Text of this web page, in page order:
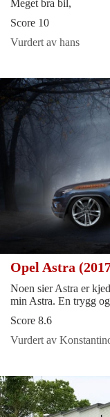
Meget bra bil,
Score 10
Vurdert av hans
Opel Astra
Noen sier Astra er
min Astra. En trygg
Score 8.6
Vurdert av